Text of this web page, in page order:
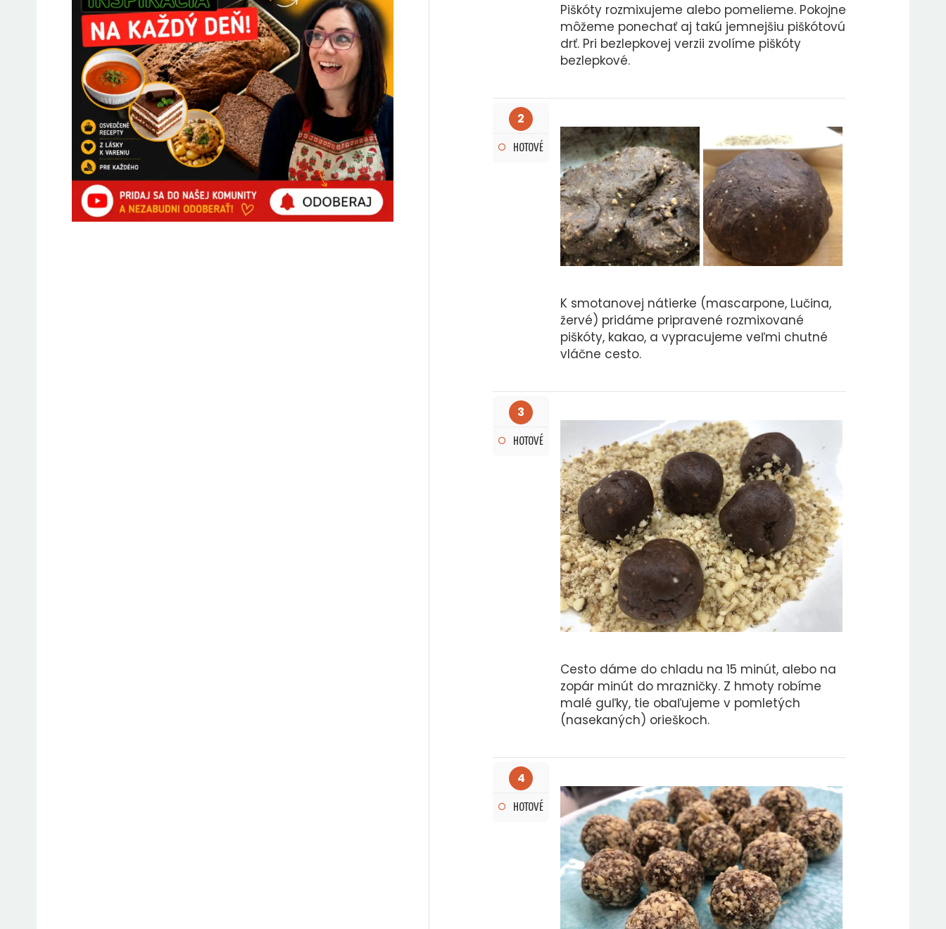
Piškóty rozmixujeme alebo pomelieme. Pokojne
môžeme ponechať aj takú jemnejšiu piškótovú
drť. Pri bezlepkovej verzii zvolíme piškóty
bezlepkové.
2
HOTOVÉ
K smotanovej nátierke (mascarpone, Lučina,
žervé) pridáme pripravené rozmixované
piškóty, kakao, a vypracujeme veľmi chutné
vláčne cesto.
3
HOTOVÉ
Cesto dáme do chladu na 15 minút, alebo na
zopár minút do mrazničky. Z hmoty robíme
malé guľky, tie obaľujeme v pomletých
(nasekaných) orieškoch.
4
HOTOVÉ